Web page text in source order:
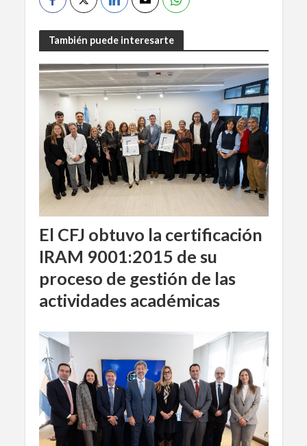
También puede interesarte
El CFJ obtuvo la certificación
IRAM 9001:2015 de su
proceso de gestión de las
actividades académicas